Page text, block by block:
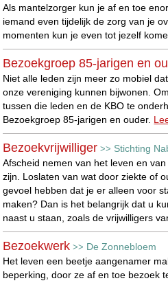
Als mantelzorger kun je af en toe
iemand even tijdelijk de zorg van je
momenten kun je even tot jezelf
Bezoekgroep 85-jarigen en
Niet alle leden zijn meer zo mobiel
onze vereniging kunnen bijwonen.
tussen die leden en de KBO te
Bezoekgroep 85-jarigen en ouder.
Bezoekvrijwilliger >> Stichting
Afscheid nemen van het leven en
zijn. Loslaten van wat door ziekte of
gevoel hebben dat je er alleen voor
maken? Dan is het belangrijk dat u
naast u staan, zoals de vrijwilligers
Bezoekwerk >> De Zonnebloem
Het leven een beetje aangenamer
beperking, door ze af en toe bezoek